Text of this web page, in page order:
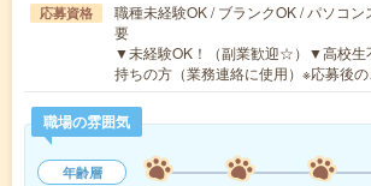
応募資格
職種未経験OK / ブランクOK / パソコン
要
▼未経験OK！（副業歓迎☆）▼高校生
持ちの方（業務連絡に使用）※応募後
職場の雰囲気
年齢層